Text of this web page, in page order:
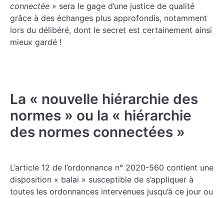
connectée » sera le gage d’une justice de qualité
grâce à des échanges plus approfondis, notamment
lors du délibéré, dont le secret est certainement ainsi
mieux gardé !
La « nouvelle hiérarchie des
normes » ou la « hiérarchie
des normes connectées »
L’article 12 de l’ordonnance n° 2020-560 contient une
disposition « balai » susceptible de s’appliquer à
toutes les ordonnances intervenues jusqu’à ce jour ou